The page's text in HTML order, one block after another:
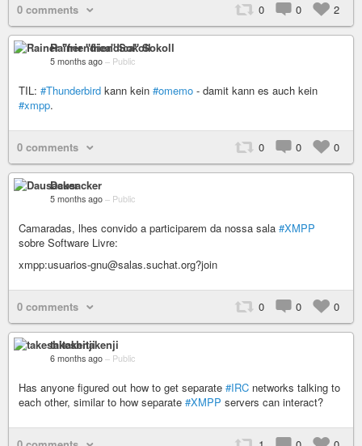
0 comments 0 0 2
Rainer "friendica" Sokoll
5 months ago – Public
TIL: #Thunderbird kann kein #omemo - damit kann es auch kein
#xmpp.
0 comments 0 0 0
Dausacker
5 months ago – Public
Camaradas, lhes convido a participarem da nossa sala #XMPP
sobre Software Livre:
xmpp:usuarios-gnu@salas.suchat.org?join
0 comments 0 0 0
takeshitakenji
6 months ago – Public
Has anyone figured out how to get separate #IRC networks talking to
each other, similar to how separate #XMPP servers can interact?